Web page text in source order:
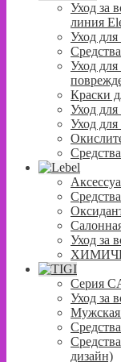
Уход за
линия
Уход
Уход
Краски
Уход
Уход
Уход за
Серия
Уход за
дизайн)